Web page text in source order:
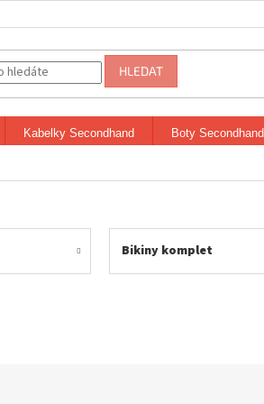
HLEDAT
Kabelky Secondhand Boty Secondhand
Bikiny komplet